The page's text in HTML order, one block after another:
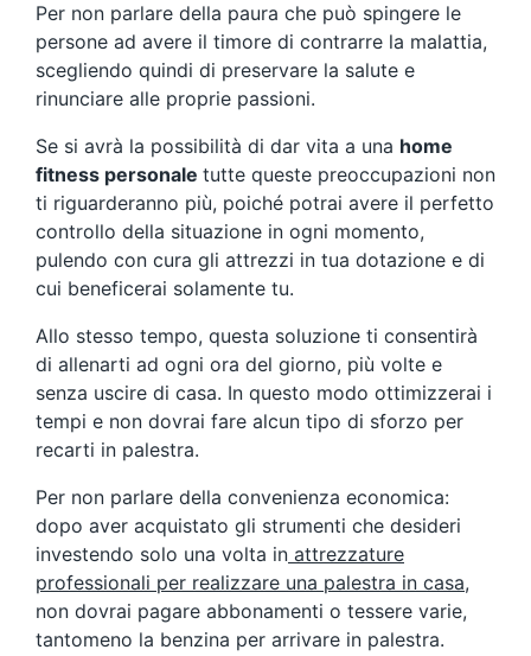
Per non parlare della paura che può spingere le
persone ad avere il timore di contrarre la malattia,
scegliendo quindi di preservare la salute e
rinunciare alle proprie passioni.
Se si avrà la possibilità di dar vita a una home
fitness personale tutte queste preoccupazioni non
ti riguarderanno più, poiché potrai avere il perfetto
controllo della situazione in ogni momento,
pulendo con cura gli attrezzi in tua dotazione e di
cui beneficerai solamente tu.
Allo stesso tempo, questa soluzione ti consentirà
di allenarti ad ogni ora del giorno, più volte e
senza uscire di casa. In questo modo ottimizzerai i
tempi e non dovrai fare alcun tipo di sforzo per
recarti in palestra.
Per non parlare della convenienza economica:
dopo aver acquistato gli strumenti che desideri
investendo solo una volta in attrezzature
professionali per realizzare una palestra in casa,
non dovrai pagare abbonamenti o tessere varie,
tantomeno la benzina per arrivare in palestra.